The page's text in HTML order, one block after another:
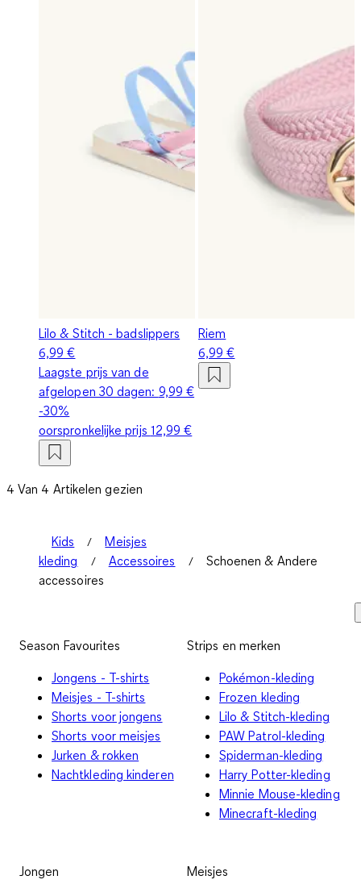
Lilo & Stitch - badslippers
6,99 €
Laagste prijs van de
afgelopen 30 dagen: 9,99 €
-30%
oorspronkelijke prijs 12,99 €
Riem
6,99 €
4 Van 4 Artikelen gezien
Kids
Meisjes
kleding
Accessoires
Schoenen & Andere
accessoires
Season Favourites
Jongens - T-shirts
Meisjes - T-shirts
Shorts voor jongens
Shorts voor meisjes
Jurken & rokken
Nachtkleding kinderen
Strips en merken
Pokémon-kleding
Frozen kleding
Lilo & Stitch-kleding
PAW Patrol-kleding
Spiderman-kleding
Harry Potter-kleding
Minnie Mouse-kleding
Minecraft-kleding
Jongen Meisjes